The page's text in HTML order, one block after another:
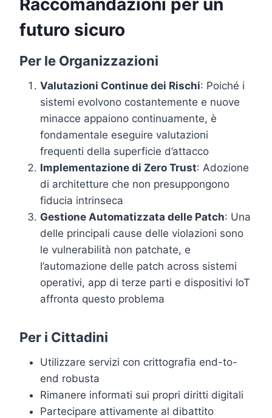
Raccomandazioni per un
futuro sicuro
Per le Organizzazioni
Valutazioni Continue dei Rischi: Poiché i
sistemi evolvono costantemente e nuove
minacce appaiono continuamente, è
fondamentale eseguire valutazioni
frequenti della superficie d’attacco
Implementazione di Zero Trust: Adozione
di architetture che non presuppongono
fiducia intrinseca
Gestione Automatizzata delle Patch: Una
delle principali cause delle violazioni sono
le vulnerabilità non patchate, e
l’automazione delle patch across sistemi
operativi, app di terze parti e dispositivi IoT
affronta questo problema
Per i Cittadini
Utilizzare servizi con crittografia end-to-
end robusta
Rimanere informati sui propri diritti digitali
Partecipare attivamente al dibattito